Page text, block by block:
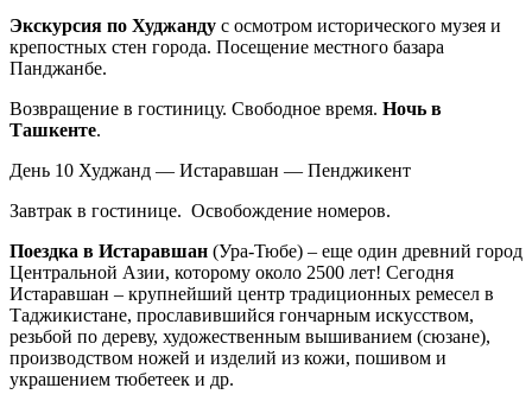
Экскурсия по Худжанду с осмотром исторического музея и
крепостных стен города. Посещение местного базара
Панджанбе.
Возвращение в гостиницу. Свободное время. Ночь в
Ташкенте.
День 10 Худжанд — Истаравшан — Пенджикент
Завтрак в гостинице. Освобождение номеров.
Поездка в Истаравшан (Ура-Тюбе) – еще один древний город
Центральной Азии, которому около 2500 лет! Сегодня
Истаравшан – крупнейший центр традиционных ремесел в
Таджикистане, прославившийся гончарным искусством,
резьбой по дереву, художественным вышиванием (сюзане),
производством ножей и изделий из кожи, пошивом и
украшением тюбетеек и др.